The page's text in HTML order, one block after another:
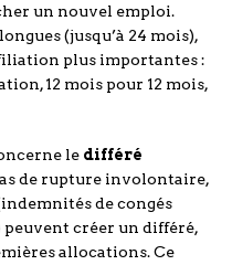
un nouvel emploi.
(jusqu’à 24 mois),
plus importantes :
12 mois pour 12 mois,
le différé
de rupture involontaire,
de congés
créer un différé,
allocations. Ce